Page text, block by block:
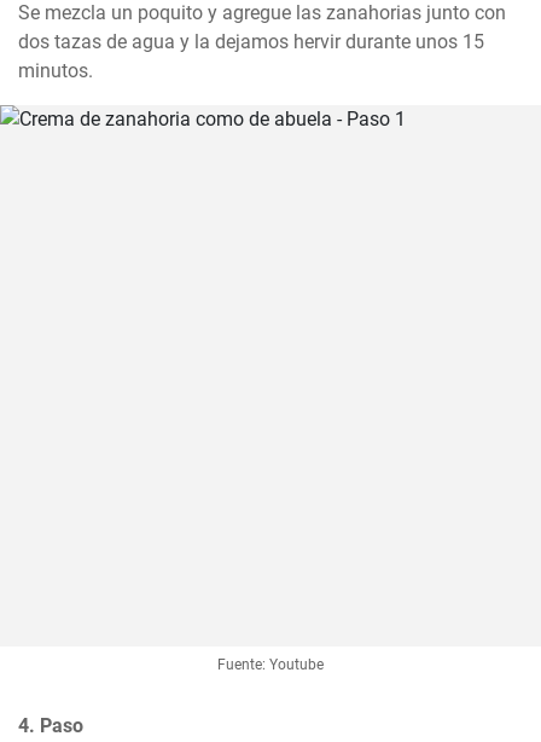
Se mezcla un poquito y agregue las zanahorias junto con
dos tazas de agua y la dejamos hervir durante unos 15
minutos.
Fuente: Youtube
4. Paso